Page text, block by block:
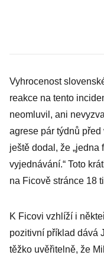
Vyhrocenost
reakce na tento
neomluvil, ani
agrese pár týdnů
ještě dodal, že
vyjednávání.“ Toto
na Ficově stránce 18
K Ficovi vzhlíží i
pozitivní příklad dává
těžko uvěřitelně, že